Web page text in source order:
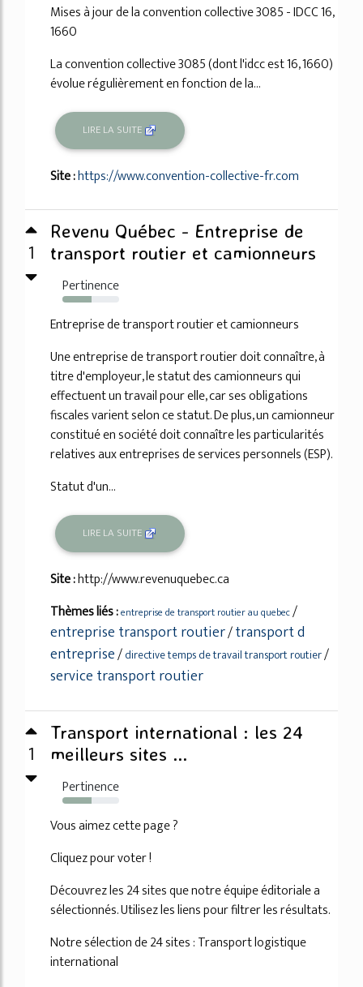
Mises à jour de la convention collective 3085 - IDCC 16,
1660
La convention collective 3085 (dont l'idcc est 16, 1660)
évolue régulièrement en fonction de la...
LIRE LA SUITE
Site :https://www.convention-collective-fr.com
1
Revenu Québec - Entreprise de
transport routier et camionneurs
Pertinence
51%
Entreprise de transport routier et camionneurs
Une entreprise de transport routier doit connaître, à
titre d'employeur, le statut des camionneurs qui
effectuent un travail pour elle, car ses obligations
fiscales varient selon ce statut. De plus, un camionneur
constitué en société doit connaître les particularités
relatives aux entreprises de services personnels (ESP).
Statut d'un...
LIRE LA SUITE
Site :http://www.revenuquebec.ca
Thèmes liés :entreprise de transport routier au quebec/
entreprise transport routier/transport d
entreprise/directive temps de travail transport routier/
service transport routier
1
Transport international : les 24
meilleurs sites ...
Pertinence
51%
Vous aimez cette page ?
Cliquez pour voter !
Découvrez les 24 sites que notre équipe éditoriale a
sélectionnés. Utilisez les liens pour filtrer les résultats.
Notre sélection de 24 sites : Transport logistique
international